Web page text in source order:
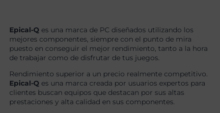
Epical-Q es una marca de PC diseñados utilizando los
mejores componentes, siempre con el punto de mira
puesto en conseguir el mejor rendimiento, tanto a la hora
de trabajar como de disfrutar de tus juegos.
Rendimiento superior a un precio realmente competitivo.
Epical-Q es una marca creada por usuarios expertos para
clientes buscan equipos que destacan por sus altas
prestaciones y alta calidad en sus componentes.